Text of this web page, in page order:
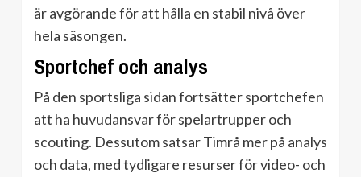
är avgörande för att hålla en stabil nivå över
hela säsongen.
Sportchef och analys
På den sportsliga sidan fortsätter sportchefen
att ha huvudansvar för spelartrupper och
scouting. Dessutom satsar Timrå mer på analys
och data, med tydligare resurser för video- och